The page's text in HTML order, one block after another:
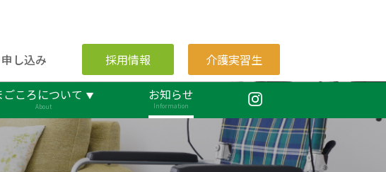
し込み 採用情報 介護実習生
ごころについて
About
お知らせ
Information